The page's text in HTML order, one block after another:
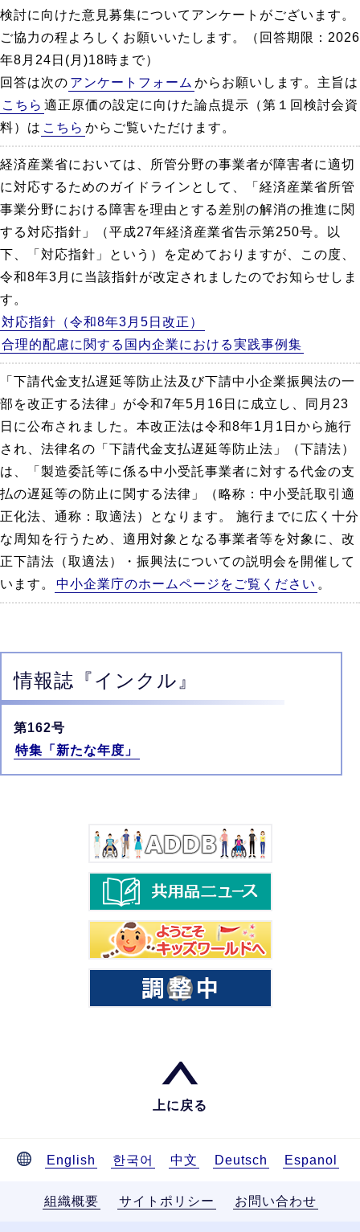
検討に向けた意見募集についてアンケートがございます。
ご協力の程よろしくお願いいたします。（回答期限：2026
年8月24日(月)18時まで）
回答は次の アンケートフォーム からお願いします。主旨は
こちら 適正原価の設定に向けた論点提示（第１回検討会資
料）は こちら からご覧いただけます。
経済産業省においては、所管分野の事業者が障害者に適切
に対応するためのガイドラインとして、「経済産業省所管
事業分野における障害を理由とする差別の解消の推進に関
する対応指針」（平成27年経済産業省告示第250号。以
下、「対応指針」という）を定めておりますが、この度、
令和8年3月に当該指針が改定されましたのでお知らせしま
す。
対応指針（令和8年3月5日改正）
合理的配慮に関する国内企業における実践事例集
「下請代金支払遅延等防止法及び下請中小企業振興法の一
部を改正する法律」が令和7年5月16日に成立し、同月23
日に公布されました。本改正法は令和8年1月1日から施行
され、法律名の「下請代金支払遅延等防止法」（下請法）
は、「製造委託等に係る中小受託事業者に対する代金の支
払の遅延等の防止に関する法律」（略称：中小受託取引適
正化法、通称：取適法）となります。 施行までに広く十分
な周知を行うため、適用対象となる事業者等を対象に、改
正下請法（取適法）・振興法についての説明会を開催して
います。
中小企業庁のホームページをご覧ください 。
情報誌 『インクル』
第162号
特集「新たな年度」
上に戻る
English 한국어 中文 Deutsch Espanol
組織概要 サイトポリシー お問い合わせ